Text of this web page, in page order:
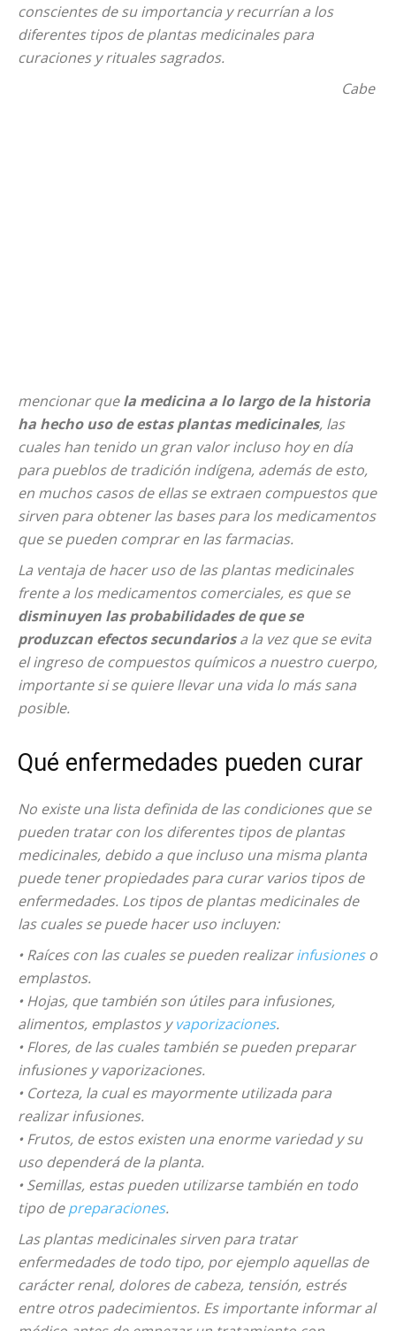
conscientes de su importancia y recurrían a los
diferentes tipos de plantas medicinales para
curaciones y rituales sagrados.
Cabe
mencionar quela medicina a lo largo de la historia
ha hecho uso de estas plantas medicinales, las
cuales han tenido un gran valor incluso hoy en día
para pueblos de tradición indígena, además de esto,
en muchos casos de ellas se extraen compuestos que
sirven para obtener las bases para los medicamentos
que se pueden comprar en las farmacias.
La ventaja de hacer uso de las plantas medicinales
frente a los medicamentos comerciales, es que se
disminuyen las probabilidades de que se
produzcan efectos secundariosa la vez que se evita
el ingreso de compuestos químicos a nuestro cuerpo,
importante si se quiere llevar una vida lo más sana
posible.
Qué enfermedades pueden curar
No existe una lista definida de las condiciones que se
pueden tratar con los diferentes tipos de plantas
medicinales, debido a que incluso una misma planta
puede tener propiedades para curar varios tipos de
enfermedades. Los tipos de plantas medicinales de
las cuales se puede hacer uso incluyen:
• Raíces con las cuales se pueden realizarinfusioneso
emplastos.
• Hojas, que también son útiles para infusiones,
alimentos, emplastos yvaporizaciones.
• Flores, de las cuales también se pueden preparar
infusiones y vaporizaciones.
• Corteza, la cual es mayormente utilizada para
realizar infusiones.
• Frutos, de estos existen una enorme variedad y su
uso dependerá de la planta.
• Semillas, estas pueden utilizarse también en todo
tipo depreparaciones.
Las plantas medicinales sirven para tratar
enfermedades de todo tipo, por ejemplo aquellas de
carácter renal, dolores de cabeza, tensión, estrés
entre otros padecimientos. Es importante informar al